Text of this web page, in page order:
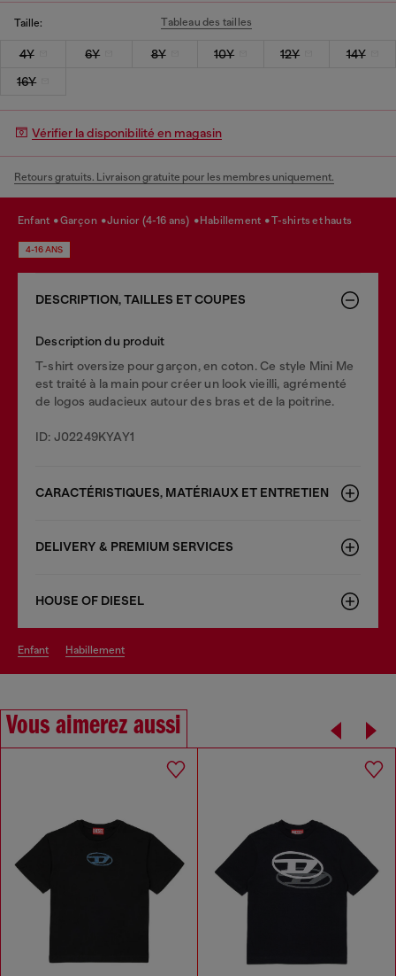
Taille: Tableau des tailles
4Y 6Y 8Y 10Y 12Y
14Y
16Y
Vérifier la disponibilité en magasin
Retours gratuits. Livraison gratuite pour les membres uniquement.
enfant garçon junior (4-16 ans) habillement t-shirts et hauts
4-16 ANS
DESCRIPTION, TAILLES ET COUPES
Description du produit
T-shirt oversize pour garçon, en coton. Ce style Mini Me
est traité à la main pour créer un look vieilli, agrémenté
de logos audacieux autour des bras et de la poitrine.
ID: J02249KYAY1
CARACTÉRISTIQUES, MATÉRIAUX ET ENTRETIEN
DELIVERY & PREMIUM SERVICES
HOUSE OF DIESEL
enfant habillement
Vous aimerez aussi